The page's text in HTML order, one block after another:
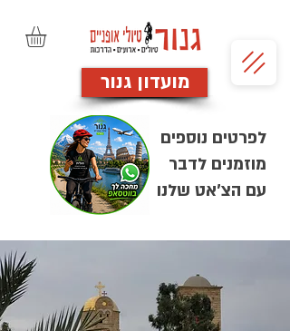
מועדון גנור
לפרטים נוספים
מוזמנים לדבר
עם הצ'אט שלנו